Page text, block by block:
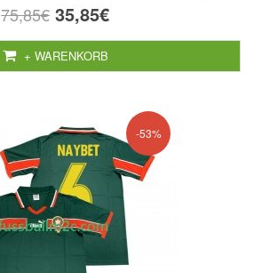
75,85€ 35,85€
+ WARENKORB
-53%